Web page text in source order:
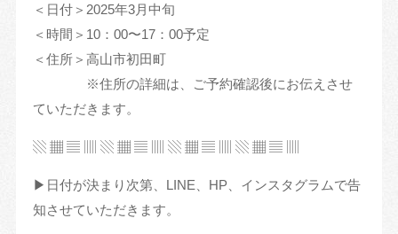
＜日付＞2025年3月中旬
＜時間＞10：00〜17：00予定
＜住所＞高山市初田町
※住所の詳細は、ご予約確認後にお伝えさせ
ていただきます。
▧ ▦ ▤ ▥ ▧ ▦ ▤ ▥ ▧ ▦ ▤ ▥ ▧ ▦ ▤ ▥
▶︎日付が決まり次第、LINE、HP、インスタグラムで告
知させていただきます。